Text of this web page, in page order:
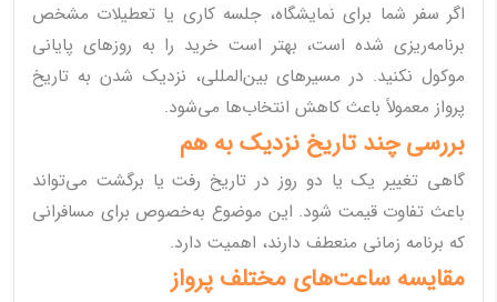
اگر سفر شما برای نمایشگاه، جلسه کاری یا تعطیلات مشخص
برنامه‌ریزی شده است، بهتر است خرید را به روزهای پایانی
موکول نکنید. در مسیرهای بین‌المللی، نزدیک شدن به تاریخ
پرواز معمولاً باعث کاهش انتخاب‌ها می‌شود.
بررسی چند تاریخ نزدیک به هم
گاهی تغییر یک یا دو روز در تاریخ رفت یا برگشت می‌تواند
باعث تفاوت قیمت شود. این موضوع به‌خصوص برای مسافرانی
که برنامه زمانی منعطف دارند، اهمیت دارد.
مقایسه ساعت‌های مختلف پرواز